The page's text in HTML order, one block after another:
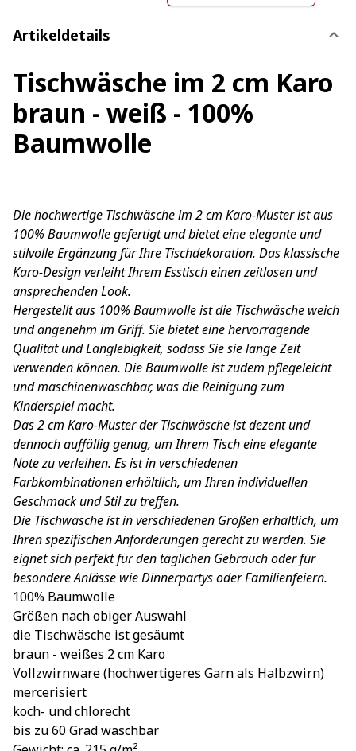
Artikeldetails
Tischwäsche im 2 cm Karo
braun - weiß - 100%
Baumwolle
Die hochwertige Tischwäsche im 2 cm Karo-Muster ist aus
100% Baumwolle gefertigt und bietet eine elegante und
stilvolle Ergänzung für Ihre Tischdekoration. Das klassische
Karo-Design verleiht Ihrem Esstisch einen zeitlosen und
ansprechenden Look.
Hergestellt aus 100% Baumwolle ist die Tischwäsche weich
und angenehm im Griff. Sie bietet eine hervorragende
Qualität und Langlebigkeit, sodass Sie sie lange Zeit
verwenden können. Die Baumwolle ist zudem pflegeleicht
und maschinenwaschbar, was die Reinigung zum
Kinderspiel macht.
Das 2 cm Karo-Muster der Tischwäsche ist dezent und
dennoch auffällig genug, um Ihrem Tisch eine elegante
Note zu verleihen. Es ist in verschiedenen
Farbkombinationen erhältlich, um Ihren individuellen
Geschmack und Stil zu treffen.
Die Tischwäsche ist in verschiedenen Größen erhältlich, um
Ihren spezifischen Anforderungen gerecht zu werden. Sie
eignet sich perfekt für den täglichen Gebrauch oder für
besondere Anlässe wie Dinnerpartys oder Familienfeiern.
100% Baumwolle
Größen nach obiger Auswahl
die Tischwäsche ist gesäumt
braun - weißes 2 cm Karo
Vollzwirnware (hochwertigeres Garn als Halbzwirn)
mercerisiert
koch- und chlorecht
bis zu 60 Grad waschbar